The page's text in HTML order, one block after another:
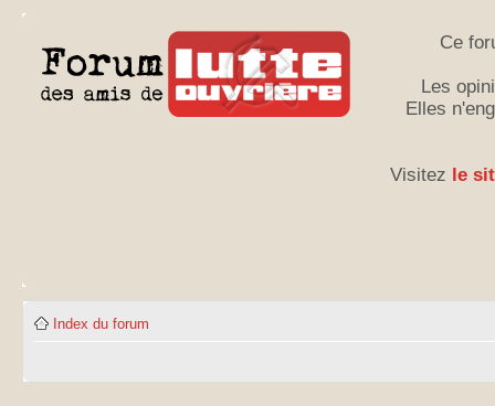
Ce
Les
Elles
Visitez le
Index du forum